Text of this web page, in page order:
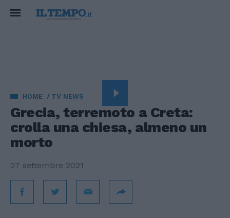
HOME TV NEWS
Grecia, terremoto a Creta:
crolla una chiesa, almeno un
morto
27 settembre 2021